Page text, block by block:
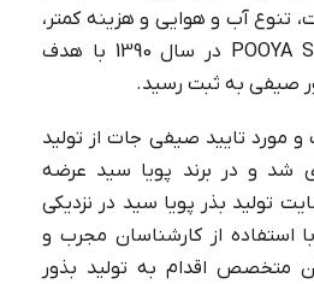
تنوع آب و هوایی و هزینه کمتر،
POOYA
در سال 1390 با هدف
صیفی به ثبت رسید.
و مورد تایید صیفی جات از تولید
شد و در برند پویا سید عرضه
و از سال 1393 سایت تولید بذر پویا سید در نزدیکی
از کارشناسان مجرب و
متخصص اقدام به تولید بذور